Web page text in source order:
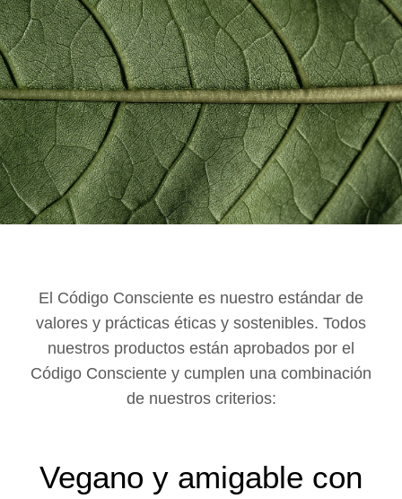
El Código Consciente es nuestro estándar de
valores y prácticas éticas y sostenibles. Todos
nuestros productos están aprobados por el
Código Consciente y cumplen una combinación
de nuestros criterios:
Vegano y amigable con